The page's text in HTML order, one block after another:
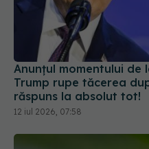
Anunțul momentului de
Trump rupe tăcerea
răspuns la absolut tot!
12 iul 2026, 07:58